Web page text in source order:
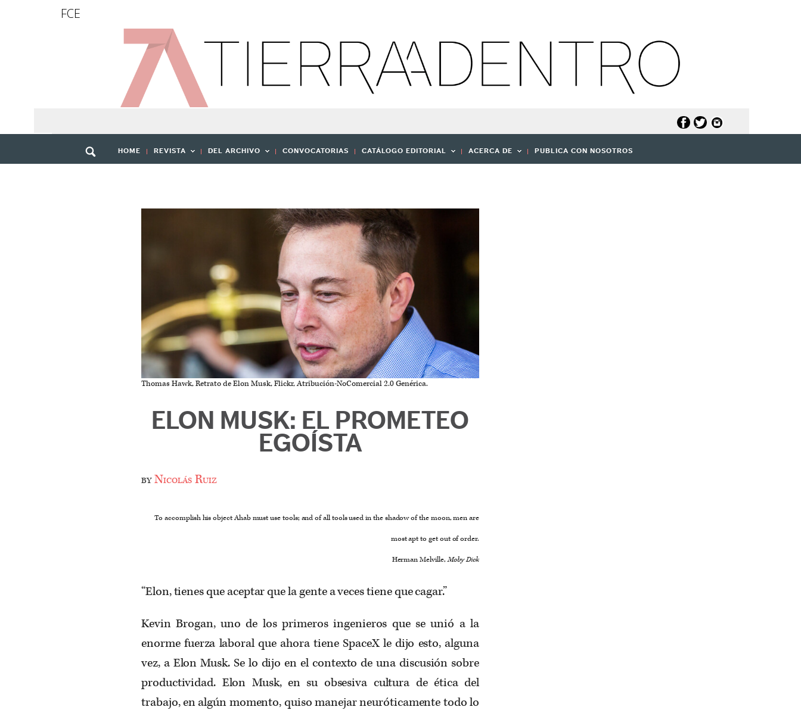
FCE
HOME REVISTA DEL ARCHIVO CONVOCATORIAS CATÁLOGO EDITORIAL ACERCA DE PUBLICA CON NOSOTROS
Thomas Hawk, Retrato de Elon Musk, Flickr, Atribución-NoComercial 2.0 Genérica.
ELON MUSK: EL PROMETEO
EGOÍSTA
byNicolás Ruiz
To accomplish his object Ahab must use tools; and of all tools used in the shadow of the moon, men are
most apt to get out of order.
Herman Melville,Moby Dick
“Elon, tienes que aceptar que la gente a veces tiene que cagar.”
Kevin Brogan, uno de los primeros ingenieros que se unió a la
enorme fuerza laboral que ahora tiene SpaceX le dijo esto, alguna
vez, a Elon Musk. Se lo dijo en el contexto de una discusión sobre
productividad. Elon Musk, en su obsesiva cultura de ética del
trabajo, en algún momento, quiso manejar neuróticamente todo lo